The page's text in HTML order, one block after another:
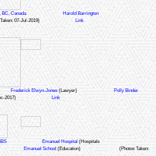
BC, Canada
Harold Barrington
07-Jul-2019) Link
Frederick Elwyn-Jones (Lawyer)
Polly Binder
2017) Link
Emanuel Hospital (Hospitals
Emanuel School (Education)
(Photos Taken: